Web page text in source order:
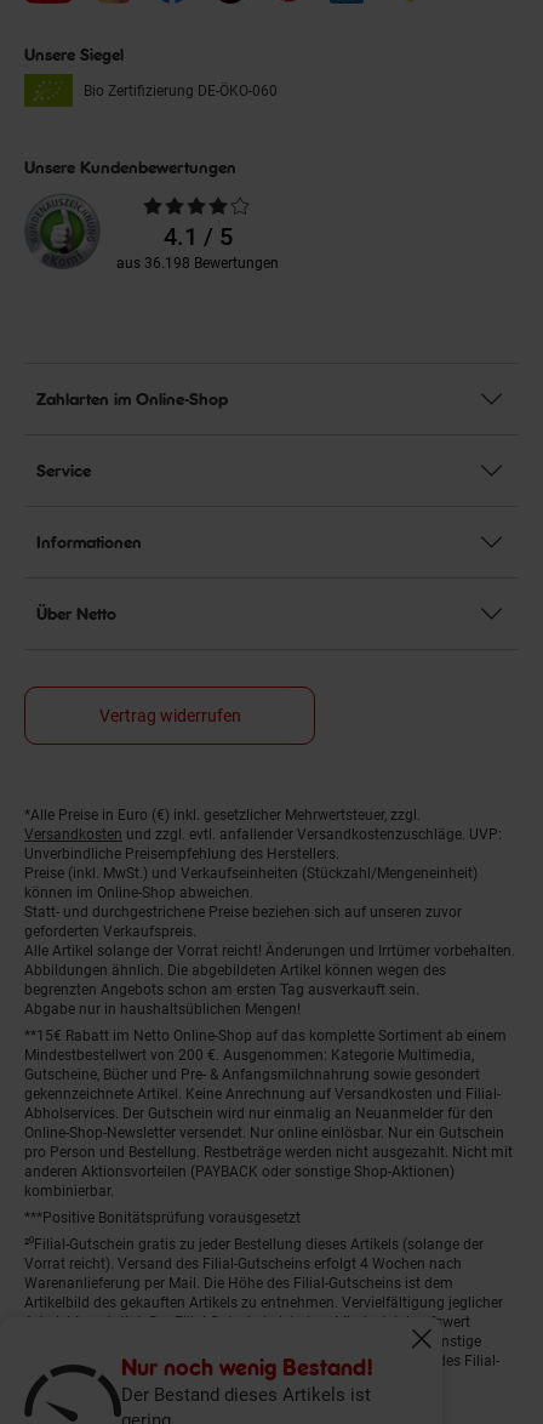
Nur noch wenig Bestand!
Der Bestand dieses Artikels ist
Fenster
Unsere Siegel
Bio Zertifizierung DE-ÖKO-060
Unsere Kundenbewertungen
Durchschnittliche
Bewertungen4.1 / 5
aus 36.198 Bewertungen
Zahlarten im Online-Shop
Service
Informationen
Über Netto
Vertrag widerrufen
Fußnoten
*Alle Preise in Euro (€) inkl. gesetzlicher Mehrwertsteuer, zzgl.
Versandkosten und zzgl. evtl. anfallender Versandkostenzuschläge. UVP:
Unverbindliche Preisempfehlung des Herstellers.
Preise (inkl. MwSt.) und Verkaufseinheiten (Stückzahl/Mengeneinheit)
können im Online-Shop abweichen.
Statt- und durchgestrichene Preise beziehen sich auf unseren zuvor
geforderten Verkaufspreis.
Alle Artikel solange der Vorrat reicht! Änderungen und Irrtümer vorbehalten.
Abbildungen ähnlich. Die abgebildeten Artikel können wegen des
begrenzten Angebots schon am ersten Tag ausverkauft sein.
Abgabe nur in haushaltsüblichen Mengen!
**15€ Rabatt im Netto Online-Shop auf das komplette Sortiment ab einem
Mindestbestellwert von 200 €. Ausgenommen: Kategorie Multimedia,
Gutscheine, Bücher und Pre- & Anfangsmilchnahrung sowie gesondert
gekennzeichnete Artikel. Keine Anrechnung auf Versandkosten und Filial-
Abholservices. Der Gutschein wird nur einmalig an Neuanmelder für den
Online-Shop-Newsletter versendet. Nur online einlösbar. Nur ein Gutschein
pro Person und Bestellung. Restbeträge werden nicht ausgezahlt. Nicht mit
anderen Aktionsvorteilen (PAYBACK oder sonstige Shop-Aktionen)
kombinierbar.
***Positive Bonitätsprüfung vorausgesetzt
²⁰Filial-Gutschein gratis zu jeder Bestellung dieses Artikels (solange der
Vorrat reicht). Versand des Filial-Gutscheins erfolgt 4 Wochen nach
Warenanlieferung per Mail. Die Höhe des Filial-Gutscheins ist dem
Artikelbild des gekauften Artikels zu entnehmen. Vervielfältigung jeglicher
Art nicht gestattet. Der Filial-Gutschein ist ohne Mindesteinkaufswert
einlösbar. Nicht mit anderen Aktionsvorteilen (PAYBACK oder sonstige
Shop-Aktionen) kombinierbar. Der jeweilige Gültigkeitszeitraum des Filial-
Gutscheins ist darauf vermerkt.